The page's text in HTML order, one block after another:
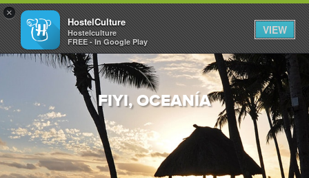
×
HostelCulture
Hostelculture
FREE - In Google Play
VIEW
FIYI, OCEANÍA